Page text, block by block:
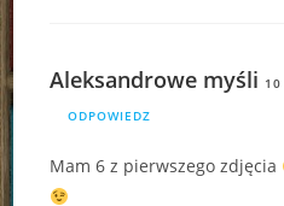
Aleksandrowe myśli
ODPOWIEDZ
Mam 6 z pierwszego zdjęcia